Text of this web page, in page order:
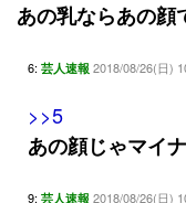
あの乳ならあの顔
6: 芸人速報 2018/08/26(日)
>>5
あの顔じゃマイ
9: 芸人速報 2018/08/26(日)